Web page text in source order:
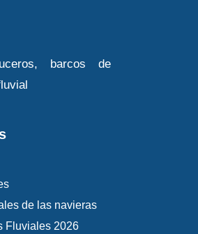
barcos de
de las navieras
Fluviales 2026